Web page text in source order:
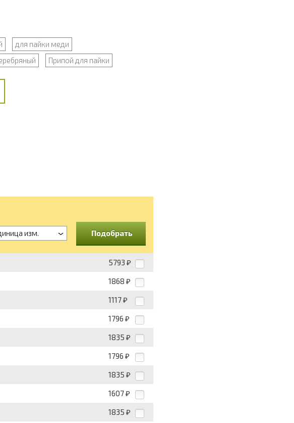
для пайки меди
Припой для пайки
изм. Подобрать
5793 ₽
1868 ₽
1117 ₽
1796 ₽
1835 ₽
1796 ₽
1835 ₽
1607 ₽
1835 ₽